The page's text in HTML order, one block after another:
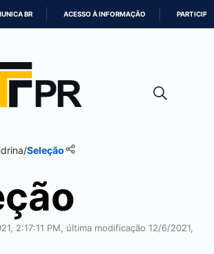
CONTEÚDO
BR ACESSO À INFORMAÇÃO PARTICIPE
/Seleção
2:17:11 PM, última modificação 12/6/2021,